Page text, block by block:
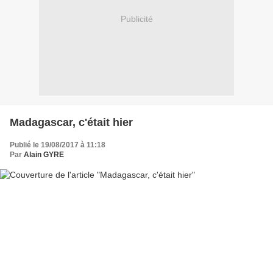
Publicité
Madagascar, c'était hier
Publié le 19/08/2017 à 11:18
Par Alain GYRE